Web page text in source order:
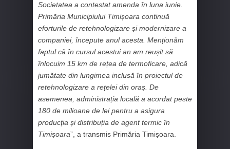
Societatea a contestat amenda în luna iunie.
Primăria Municipiului Timișoara continuă
eforturile de retehnologizare și modernizare a
companiei, începute anul acesta. Menționăm
faptul că în cursul acestui an am reușit să
înlocuim 15 km de rețea de termoficare, adică
jumătate din lungimea inclusă în proiectul de
retehnologizare a rețelei din oraș. De
asemenea, administrația locală a acordat peste
180 de milioane de lei pentru a asigura
producția și distribuția de agent termic în
Timișoara”, a transmis Primăria Timișoara.